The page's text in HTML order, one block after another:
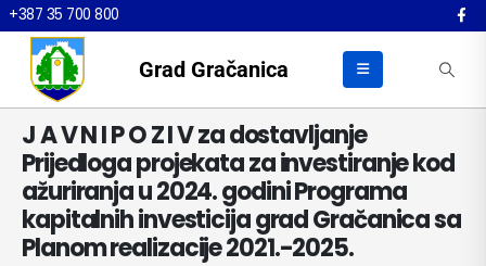
+387 35 700 800
Grad Gračanica
J A V N I P O Z I V za dostavljanje
Prijedloga projekata za investiranje kod
ažuriranja u 2024. godini Programa
kapitalnih investicija grad Gračanica sa
Planom realizacije 2021.-2025.